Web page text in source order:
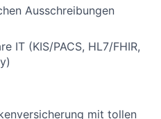
Ausschreibungen
IT (KIS/PACS, HL7/FHIR,
mit tollen